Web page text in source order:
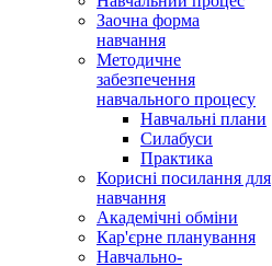
Заочна форма
навчання
Методичне
забезпечення
навчального процесу
Навчальні плани
Силабуси
Практика
Корисні посилання для
навчання
Академічні обміни
Кар'єрне планування
Навчально-